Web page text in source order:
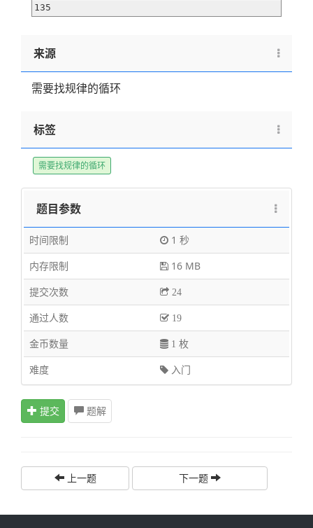
135
来源
需要找规律的循环
标签
需要找规律的循环
题目参数
时间限制
1 秒
内存限制
16 MB
提交次数
24
通过人数 19
金币数量 1 枚
难度 入门
提交 题解
上一题 下一题